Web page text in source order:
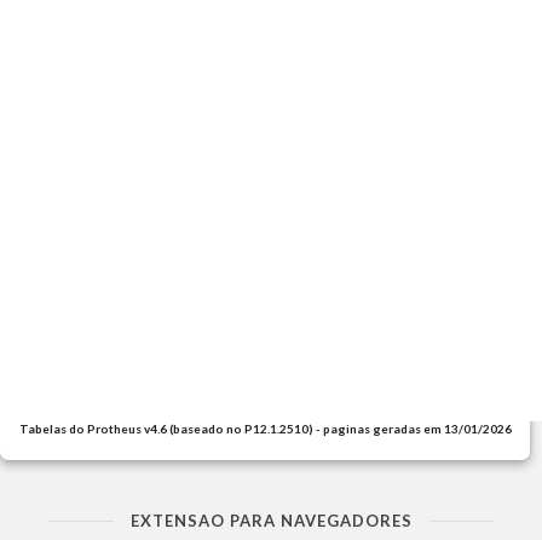
Tabelas do Protheus v4.6 (baseado no P12.1.2510) - paginas geradas em 13/01/2026
EXTENSAO PARA NAVEGADORES